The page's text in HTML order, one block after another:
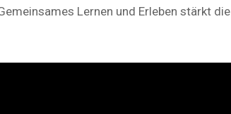
Lernen und Erleben stärkt die